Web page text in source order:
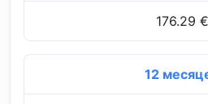
176.29 €
12